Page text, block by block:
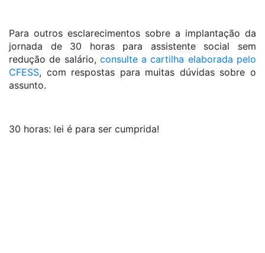
Para outros esclarecimentos sobre a implantação da
jornada de 30 horas para assistente social sem
redução de salário, consulte a cartilha elaborada pelo
CFESS, com respostas para muitas dúvidas sobre o
assunto.
30 horas: lei é para ser cumprida!